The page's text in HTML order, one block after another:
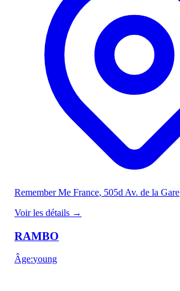
Remember Me France, 505d Av. de la Gare
Voir les détails →
RAMBO
Âge:young